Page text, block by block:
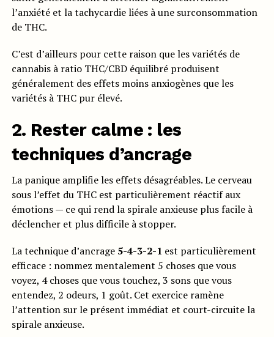
l’anxiété et la tachycardie liées à une surconsommation
de THC.
C’est d’ailleurs pour cette raison que les variétés de
cannabis à ratio THC/CBD équilibré produisent
généralement des effets moins anxiogènes que les
variétés à THC pur élevé.
2. Rester calme : les
techniques d’ancrage
La panique amplifie les effets désagréables. Le cerveau
sous l’effet du THC est particulièrement réactif aux
émotions — ce qui rend la spirale anxieuse plus facile à
déclencher et plus difficile à stopper.
La technique d’ancrage 5-4-3-2-1 est particulièrement
efficace : nommez mentalement 5 choses que vous
voyez, 4 choses que vous touchez, 3 sons que vous
entendez, 2 odeurs, 1 goût. Cet exercice ramène
l’attention sur le présent immédiat et court-circuite la
spirale anxieuse.